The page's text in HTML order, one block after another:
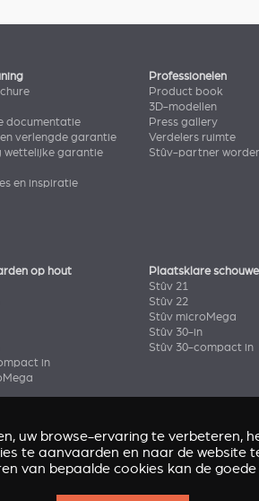
documentatie
verlengde garantie
wettelijke garantie
en inspiratie
Professionelen
Product book
3D-modellen
Press gallery
Verdelers ruimte
Stûv-partner
op hout
in
Plaatsklare
Stûv 21
Stûv 22
Stûv microMega
Stûv 30-in
Stûv 30-compact in
uw browse-ervaring te verbeteren,
te aanvaarden en naar de website
van bepaalde cookies kan de